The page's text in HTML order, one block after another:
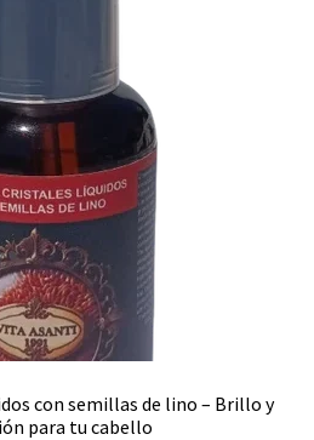
con semillas de lino – Brillo y
para tu cabello